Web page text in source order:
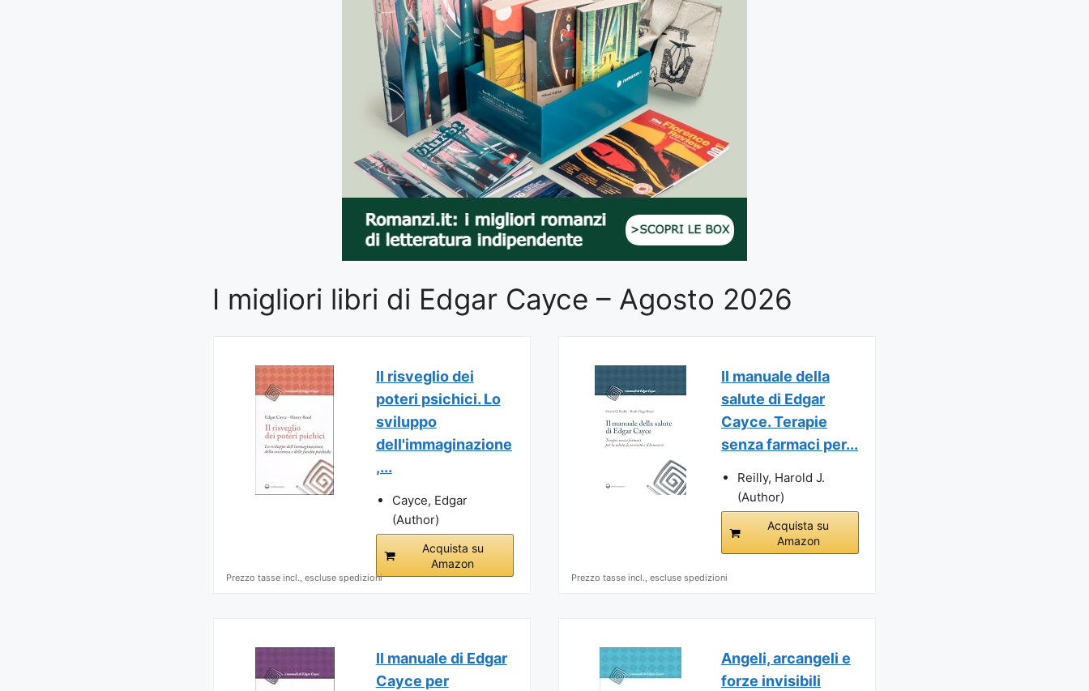
I migliori libri di Edgar Cayce – Agosto 2026
Il risveglio dei
poteri psichici. Lo
sviluppo
dell'immaginazione
,...
Cayce, Edgar
(Author)
Acquista su
Amazon
Prezzo tasse incl., escluse spedizioni
Il manuale della
salute di Edgar
Cayce. Terapie
senza farmaci per...
Reilly, Harold J.
(Author)
Acquista su
Amazon
Prezzo tasse incl., escluse spedizioni
Il manuale di Edgar
Cayce per
Angeli, arcangeli e
forze invisibili